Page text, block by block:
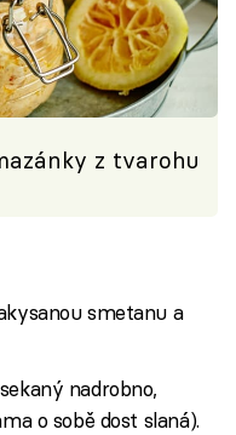
z tvarohu
smetanu a
nadrobno,
o sobě dost slaná).